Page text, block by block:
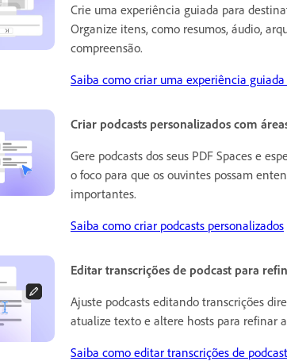
Crie uma experiência guiada para
Organize itens, como resumos, áudio,
compreensão.
Saiba como criar uma experiência
Criar podcasts personalizados com
Gere podcasts dos seus PDF Spaces e
o foco para que os ouvintes possam
importantes.
Saiba como criar podcasts personalizados
Editar transcrições de podcast para
Ajuste podcasts editando transcrições
atualize texto e altere hosts para refinar
Saiba como editar transcrições de